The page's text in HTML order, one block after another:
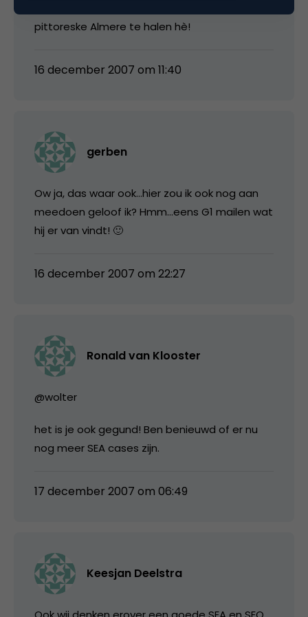
pittoreske Almere te halen hè!
16 december 2007 om 11:40
gerben
Ow ja, das waar ook…hier zou ik ook nog aan
meedoen geloof ik? Hmm…eens G1 mailen wat
hij er van vindt! 🙂
16 december 2007 om 22:27
Ronald van Klooster
@wolter
het is je ook gegund! Ben benieuwd of er nu
nog meer SEA cases zijn.
17 december 2007 om 06:49
Keesjan Deelstra